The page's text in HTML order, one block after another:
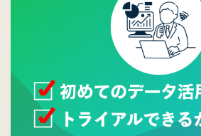
Facebookページを開設
ら。
ウレコンサイトリリー